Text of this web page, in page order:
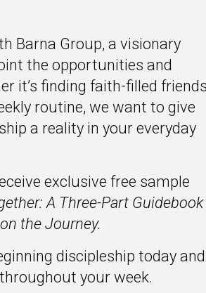
Barna Group, a visionary
the opportunities and
it’s finding faith-filled friends
routine, we want to give
a reality in your everyday
exclusive free sample
A Three-Part Guidebook
the Journey.
discipleship today and
your week.